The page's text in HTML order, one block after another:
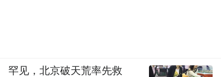
罕见，北京破天荒率先救